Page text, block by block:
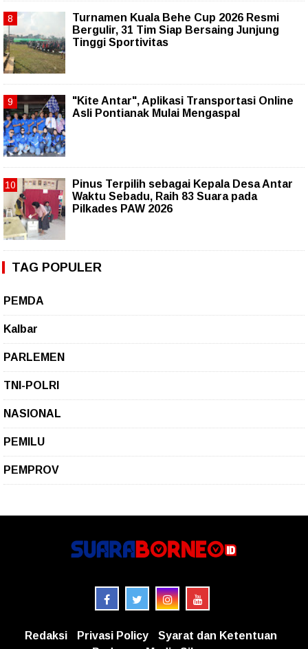
Turnamen Kuala Behe Cup 2026 Resmi
Bergulir, 31 Tim Siap Bersaing Junjung
Tinggi Sportivitas
"Kite Antar", Aplikasi Transportasi Online
Asli Pontianak Mulai Mengaspal
Pinus Terpilih sebagai Kepala Desa Antar
Waktu Sebadu, Raih 83 Suara pada
Pilkades PAW 2026
TAG POPULER
PEMDA
Kalbar
PARLEMEN
TNI-POLRI
NASIONAL
PEMILU
PEMPROV
Redaksi Privasi Policy
Syarat dan Ketentuan